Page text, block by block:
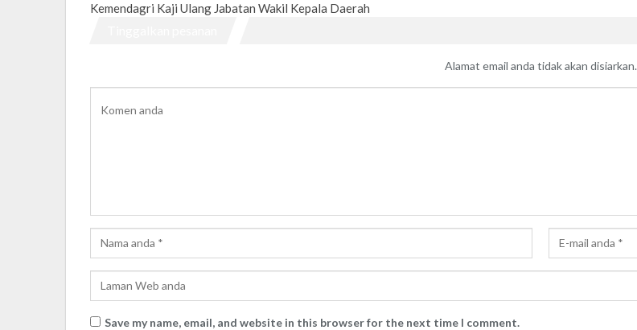
Kemendagri Kaji Ulang Jabatan Wakil Kepala Daerah
Alamat email anda tidak akan disiarkan.
Save my name, email, and website in this browser for the next time I comment.